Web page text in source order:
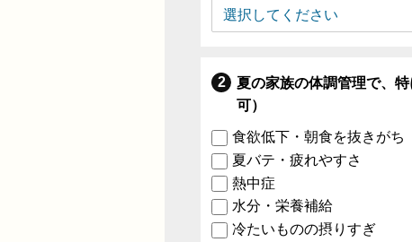
夏の家族の体調管理で、
可）
食欲低下・朝食を抜きがち
夏バテ・疲れやすさ
熱中症
水分・栄養補給
冷たいものの摂りすぎ